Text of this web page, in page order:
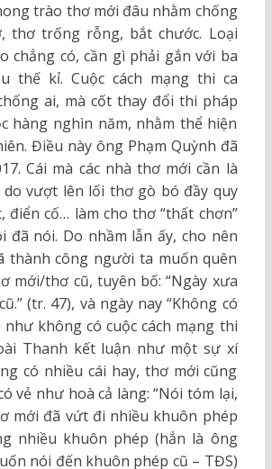
trào thơ mới đâu nhằm chống
thơ trống rỗng, bắt chước. Loại
chẳng có, cần gì phải gắn với ba
thế kỉ. Cuộc cách mạng thi ca
ai, mà cốt thay đổi thi pháp
hàng nghìn năm, nhằm thể hiện
Điều này ông Phạm Quỳnh đã
Cái mà các nhà thơ mới cần là
vượt lên lối thơ gò bó đầy quy
điển cố… làm cho thơ “thất chơn”
đã nói. Do nhầm lẫn ấy, cho nên
thành công người ta muốn quên
mới/thơ cũ, tuyên bố: “Ngày xưa
(tr. 47), và ngày nay “Không có
như không có cuộc cách mạng thi
Thanh kết luận như một sự xí
có nhiều cái hay, thơ mới cũng
vẻ như hoà cả làng: “Nói tóm lại,
mới đã vứt đi nhiều khuôn phép
nhiều khuôn phép (hẳn là ông
nói đến khuôn phép cũ – TĐS)